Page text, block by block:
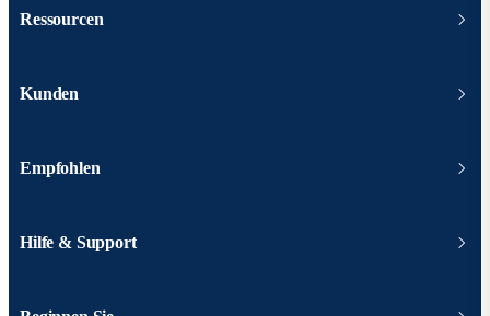
Ressourcen
Kunden
Empfohlen
Hilfe & Support